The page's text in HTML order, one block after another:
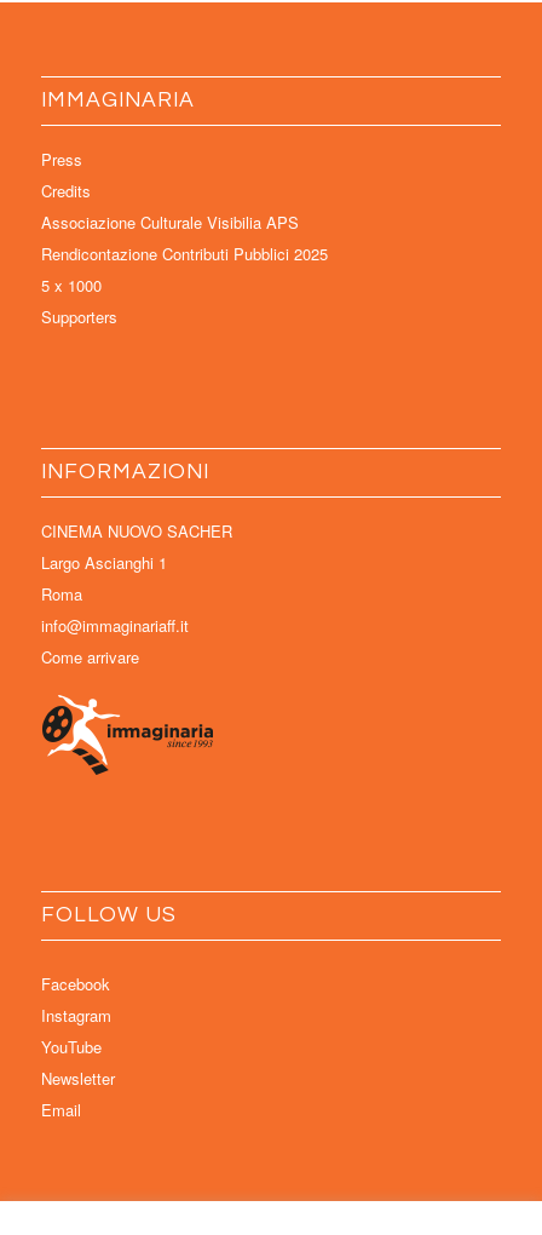
IMMAGINARIA
Press
Credits
Associazione Culturale Visibilia APS
Rendicontazione Contributi Pubblici 2025
5 x 1000
Supporters
INFORMAZIONI
CINEMA NUOVO SACHER
Largo Ascianghi 1
Roma
info@immaginariaff.it
Come arrivare
FOLLOW US
Facebook
Instagram
YouTube
Newsletter
Email